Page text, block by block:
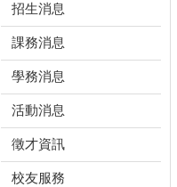
招生消息
課務消息
學務消息
活動消息
徵才資訊
校友服務